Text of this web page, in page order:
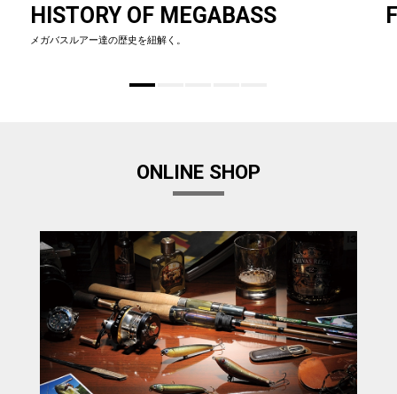
HISTORY OF MEGABASS
メガバスルアー達の歴史を紐解く。
ONLINE SHOP